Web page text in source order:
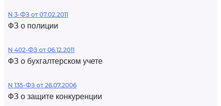
N 3-ФЗ от 07.02.2011
ФЗ о полиции
N 402-ФЗ от 06.12.2011
ФЗ о бухгалтерском учете
N 135-ФЗ от 26.07.2006
ФЗ о защите конкуренции